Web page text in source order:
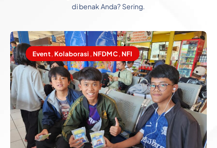
di benak Anda? Sering.
Event, Kolaborasi , NFDMC, NFI